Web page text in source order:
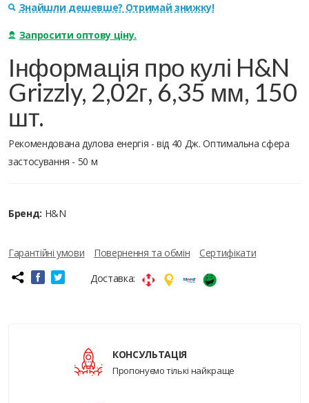
Знайшли дешевше? Отримай знижку!
Запросити оптову ціну.
Інформація про кулі H&N
Grizzly, 2,02г, 6,35 мм, 150
шт.
Рекомендована дулова енергія - від 40 Дж. Оптимальна сфера
застосування - 50 м
Бренд: H&N
Гарантійні умови Повернення та обмін
Сертифікати
Доставка:
КОНСУЛЬТАЦІЯ
Пропонуємо тількі найкраще